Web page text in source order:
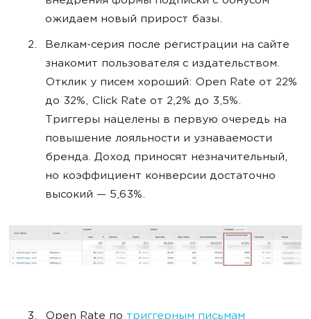
ожидаем новый прирост базы.
Велкам-серия после регистрации на сайте
знакомит пользователя с издательством.
Отклик у писем хороший: Open Rate от 22%
до 32%, Click Rate от 2,2% до 3,5%.
Триггеры нацелены в первую очередь на
повышение лояльности и узнаваемости
бренда. Доход приносят незначительный,
но коэффициент конверсии достаточно
высокий — 5,63%.